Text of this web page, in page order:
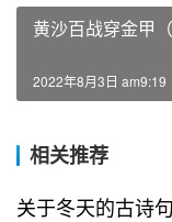
黄沙百战穿金甲
2022年8月3日 am9:19
相关推荐
关于冬天的古诗